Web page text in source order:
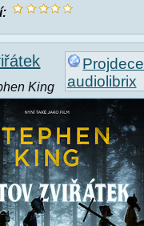
Projdece
audiolibrix
King